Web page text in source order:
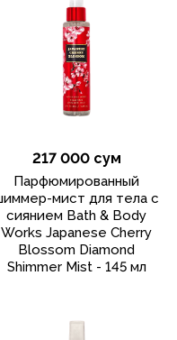
217 000 сум
Парфюмированный
мист для тела с
сиянием Bath & Body
Works Japanese Cherry
Blossom Diamond
Shimmer Mist - 145 мл